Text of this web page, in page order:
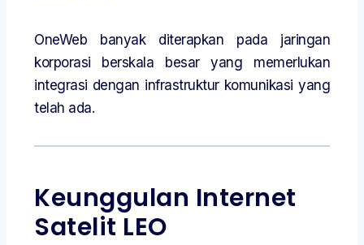
OneWeb banyak diterapkan pada jaringan
korporasi berskala besar yang memerlukan
integrasi dengan infrastruktur komunikasi yang
telah ada.
Keunggulan Internet
Satelit LEO